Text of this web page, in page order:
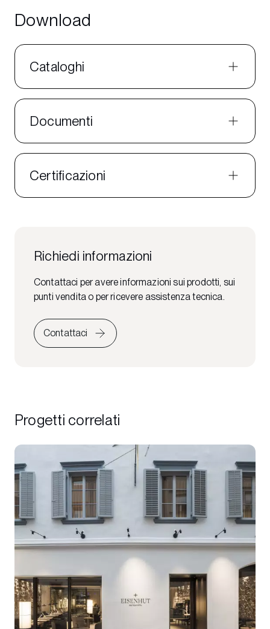
Download
Cataloghi
Documenti
Certificazioni
Richiedi informazioni
Contattaci per avere informazioni sui prodotti, sui
punti vendita o per ricevere assistenza tecnica.
Contattaci
Progetti correlati